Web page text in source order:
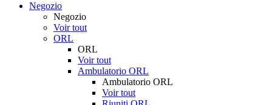
Negozio
Negozio
Voir tout
ORL
ORL
Voir tout
Ambulatorio ORL
Ambulatorio ORL
Voir tout